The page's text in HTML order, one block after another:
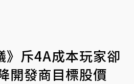
》斥4A成本玩家卻
開發商目標股價